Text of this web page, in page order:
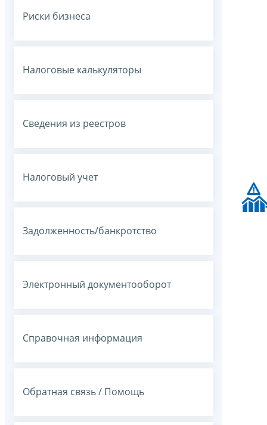
Риски бизнеса
Налоговые калькуляторы
Сведения из реестров
Налоговый учет
Задолженность/банкротство
Электронный документооборот
Справочная информация
Обратная связь / Помощь